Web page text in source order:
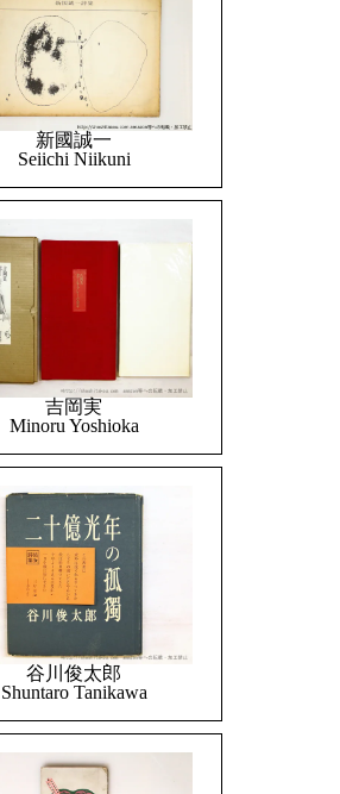
新國誠一
Seiichi Niikuni
吉岡実
Minoru Yoshioka
谷川俊太郎
Shuntaro Tanikawa